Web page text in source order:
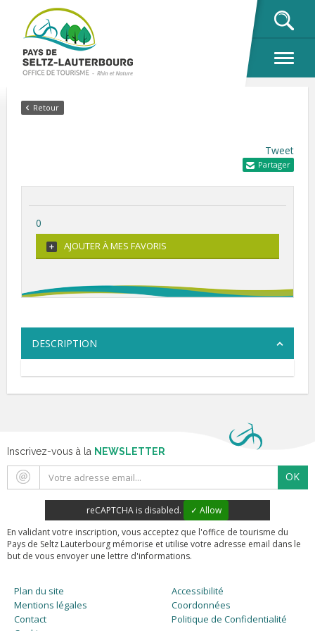
Retour
Tweet
Partager
0
AJOUTER À MES FAVORIS
DESCRIPTION
Inscrivez-vous à la NEWSLETTER
OK
reCAPTCHA is disabled.
✓ Allow
En validant votre inscription, vous acceptez que l'office de tourisme du
Pays de Seltz Lauterbourg mémorise et utilise votre adresse email dans le
but de vous envoyer une lettre d'informations.
Plan du site
Accessibilité
Mentions légales
Coordonnées
Contact
Politique de Confidentialité